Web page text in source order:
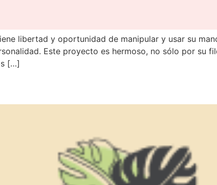
libertad y oportunidad de manipular y usar su
Este proyecto es hermoso, no sólo por su
[…]